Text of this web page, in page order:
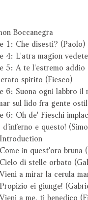
Boccanegra
1: Che disesti? (Paolo)
4: L'atra magion
5: A te l'estremo addio
spirito (Fiesco)
6: Suona ogni labbro il
sul lido fra gente
6: Oh de' Fieschi
e questo!
in quest'ora bruna
di stelle orbato
a mirar la cerula
ei giunge!
a me, ti benedico